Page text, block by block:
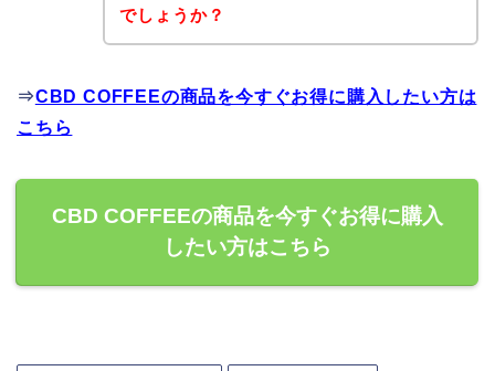
でしょうか？
⇒CBD COFFEEの商品を今すぐお得に購入したい方は
こちら
CBD COFFEEの商品を今すぐお得に購入
したい方はこちら